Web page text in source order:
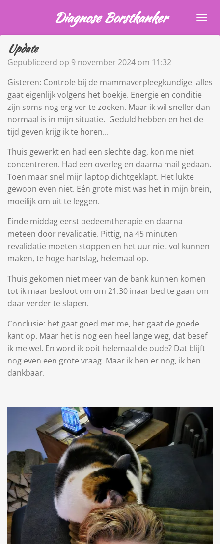
naar
de
hoofdinhoud
Diagnose Borstkanker
Update
Gepubliceerd op 9 november 2024 om 11:32
Gisteren: Controle bij de mammaverpleegkundige, alles
gaat eigenlijk volgens het boekje. Energie en conditie
zijn soms nog erg ver te zoeken. Maar ik wil sneller dan
normaal is in mijn situatie. Geduld hebben en het de
tijd geven krijg ik te horen...
Thuis gewerkt en had een slechte dag, kon me niet
concentreren. Had een overleg en daarna mail gedaan.
Toen maar snel mijn laptop dichtgeklapt. Het lukte
gewoon even niet. Eén grote mist was het in mijn brein,
moeilijk om uit te leggen.
Einde middag eerst oedeemtherapie en daarna
meteen door revalidatie. Pittig, na 45 minuten
revalidatie moeten stoppen en het uur niet vol kunnen
maken, te hoge hartslag, helemaal op.
Thuis gekomen niet meer van de bank kunnen komen
tot ik maar besloot om om 21:30 inaar bed te gaan om
daar verder te slapen.
Conclusie: het gaat goed met me, het gaat de goede
kant op. Maar het is nog een heel lange weg, dat besef
ik me wel. En word ik ooit helemaal de oude? Dat blijft
nog even een grote vraag. Maar ik ben er nog, ik ben
dankbaar.